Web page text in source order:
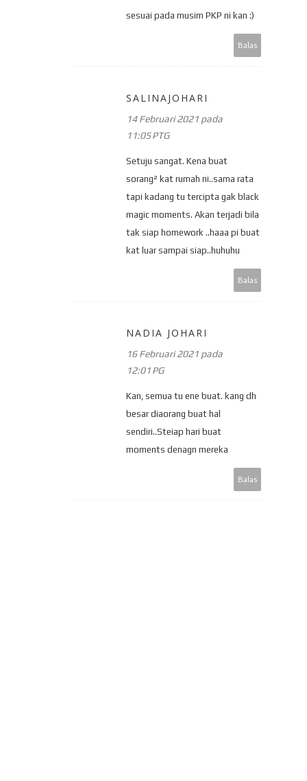
sesuai pada musim PKP ni kan :)
Balas
SALINAJOHARI
14 Februari 2021 pada
11:05 PTG
Setuju sangat. Kena buat
sorang² kat rumah ni..sama rata
tapi kadang tu tercipta gak black
magic moments. Akan terjadi bila
tak siap homework ..haaa pi buat
kat luar sampai siap..huhuhu
Balas
NADIA JOHARI
16 Februari 2021 pada
12:01 PG
Kan, semua tu ene buat. kang dh
besar diaorang buat hal
sendiri..Steiap hari buat
moments denagn mereka
Balas